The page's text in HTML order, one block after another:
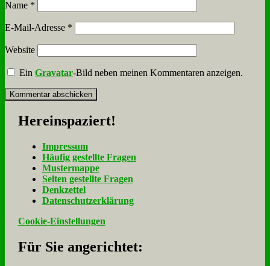
Name *
E-Mail-Adresse *
Website
EinGravatar-Bild neben meinen Kommentaren anzeigen.
Her­ein­spa­ziert!
Im­pres­sum
Häu­fig ge­stell­te Fra­gen
Mu­ster­map­pe
Sel­ten ge­stell­te Fra­gen
Denk­zet­tel
Da­ten­schutz­er­klä­rung
Cookie-Einstellungen
Für Sie an­ge­rich­tet: